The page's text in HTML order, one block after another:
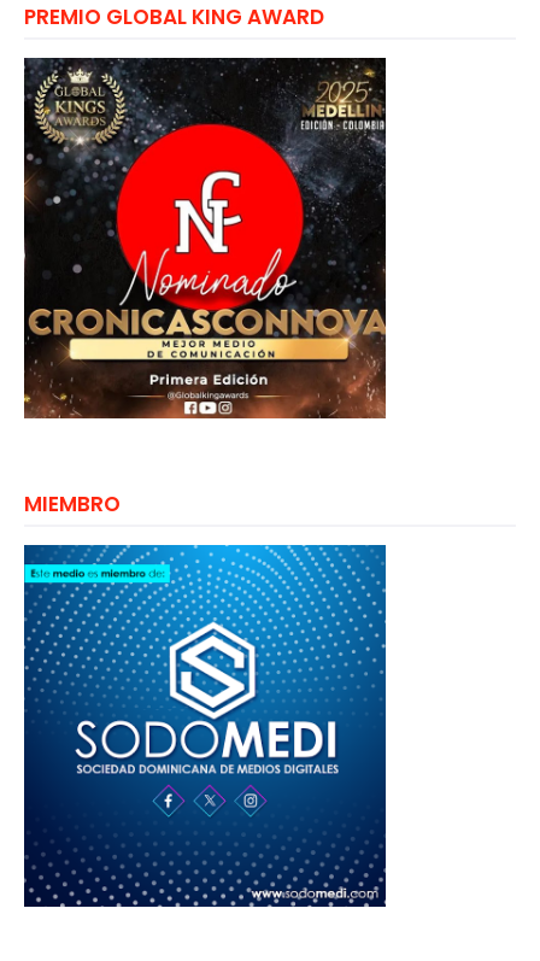
PREMIO GLOBAL KING AWARD
MIEMBRO